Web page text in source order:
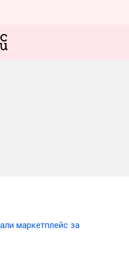
маркетплейс за